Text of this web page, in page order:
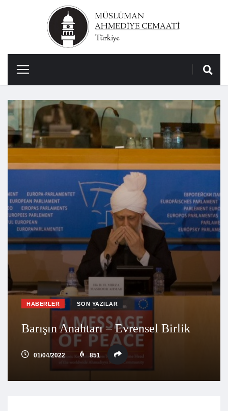
HABERLER SON YAZILAR
Barışın Anahtarı – Evrensel Birlik
01/04/2022 851